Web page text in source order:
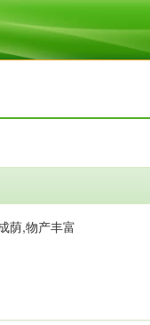
荫,物产丰富